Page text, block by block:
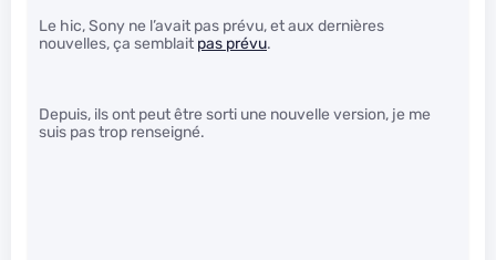
Le hic, Sony ne l’avait pas prévu, et aux dernières
nouvelles, ça semblait pas prévu.
Depuis, ils ont peut être sorti une nouvelle version, je me
suis pas trop renseigné.